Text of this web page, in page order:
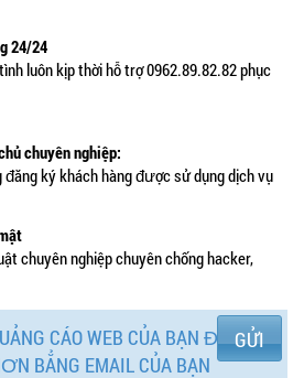
24/24
luôn kịp thời hỗ trợ 0962.89.82.82 phục
chuyên nghiệp:
đăng ký khách hàng được sử dụng dịch vụ
chuyên nghiệp chuyên chống hacker,
CÁO WEB CỦA BẠN ĐỂ BÁN
BẲNG EMAIL CỦA BẠN
GỬI